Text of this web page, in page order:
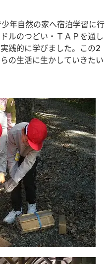
年自然の家へ宿泊学習に行
ルのつどい・ＴＡＰを通し
践的に学びました。この2
の生活に生かしていきたい